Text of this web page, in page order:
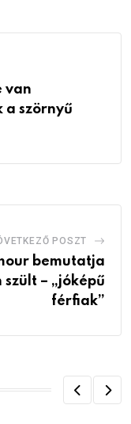
van
a szörnyű
POSZT
bemutatja
– „jóképű
férfiak”